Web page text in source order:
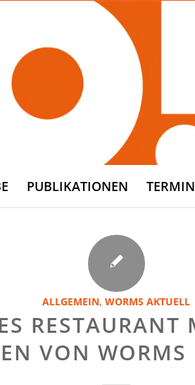
PUBLIKATIONEN
ALLGEMEIN, WORMS AKTUELL
RESTAURANT
VON WORMS